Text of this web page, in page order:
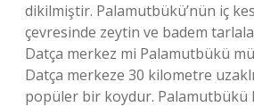
dikilmiştir. Palamutbükü’nün iç
çevresinde zeytin ve badem
Datça merkez mi Palamutbükü
Datça merkeze 30 kilometre
popüler bir koydur. Palamutbükü